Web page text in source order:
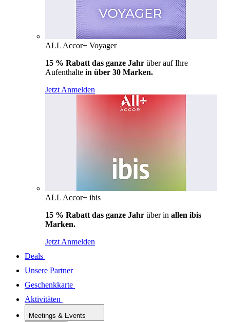
ALL Accor+ Voyager
15 % Rabatt das ganze Jahr über auf Ihre
Aufenthalte in über 30 Marken.
Jetzt Anmelden
ALL Accor+ ibis
15 % Rabatt das ganze Jahr über in allen ibis
Marken.
Jetzt Anmelden
Deals
Unsere Partner
Geschenkkarte
Aktivitäten
Meetings & Events